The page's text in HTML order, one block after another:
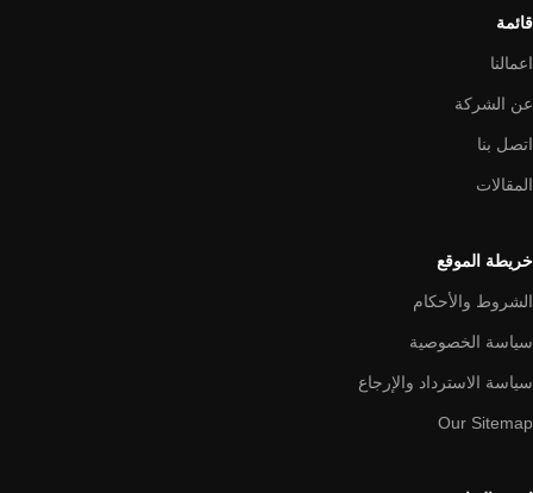
قائمة
اعمالنا
عن الشركة
اتصل بنا
المقالات
خريطة الموقع
الشروط والأحكام
سياسة الخصوصية
سياسة الاسترداد والإرجاع
Our Sitemap